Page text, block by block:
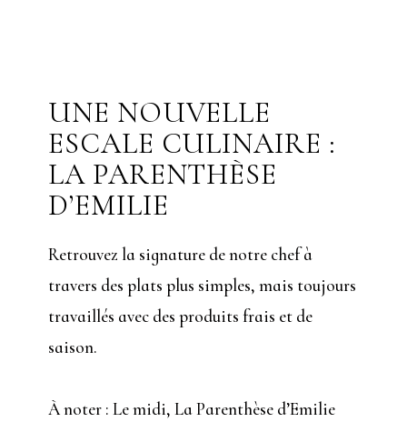
UNE NOUVELLE
ESCALE CULINAIRE :
LA PARENTHÈSE
D’EMILIE
Retrouvez la signature de notre chef à
travers des plats plus simples, mais toujours
travaillés avec des produits frais et de
saison.
À noter : Le midi, La Parenthèse d’Emilie